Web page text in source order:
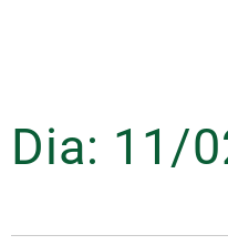
Dia: 11/